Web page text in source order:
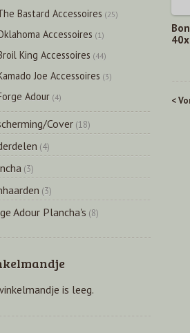
<
Bastard Accessoires (25)
Accessoires (1)
King Accessoires (44)
Joe Accessoires (3)
Adour (4)
Cover (18)
(4)
(3)
(3)
Adour Plancha's (8)
is leeg.